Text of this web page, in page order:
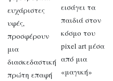
ευχάριστες
υφές,
προσφέρουν
μια
διασκεδαστική
πρώτη επαφή
εισάγει τα
παιδιά στον
κόσμο του
pixel art μέσα
από μια
«μαγική»